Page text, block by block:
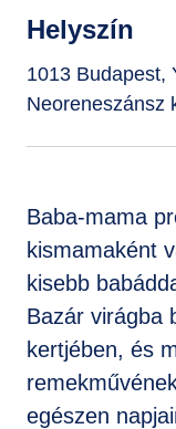
Helyszín
1013 Budapest,
Neoreneszánsz
Baba-mama
kismamaként
kisebb
Bazár virágba
kertjében, és
egészen